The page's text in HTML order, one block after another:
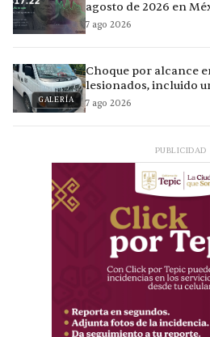
agosto de 2026 en
7 ago 2026
GALERÍA
Choque por alcance
lesionados, incluido
7 ago 2026
PUBLICIDAD